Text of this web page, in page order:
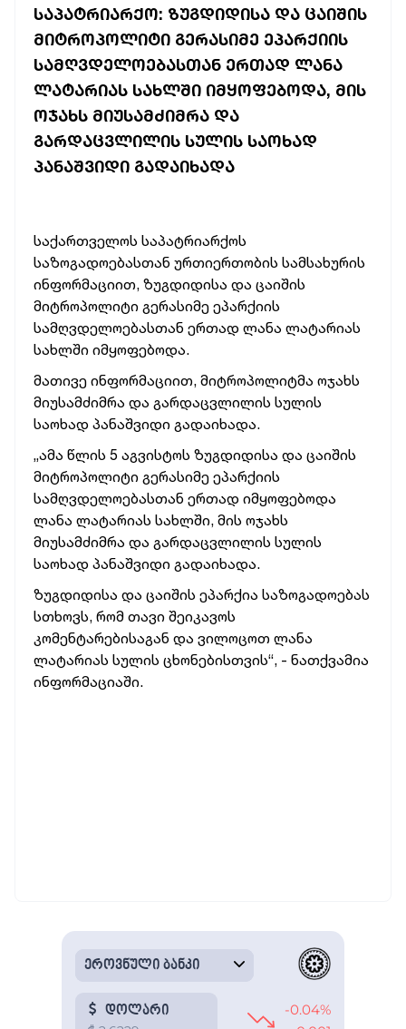
ᲡᲐᲞᲐᲢᲠᲘᲐᲠᲥᲝ: ᲖᲣᲒᲓᲘᲓᲘᲡᲐ ᲓᲐ ᲪᲐᲘᲨᲘᲡ
ᲛᲘᲢᲠᲝᲞᲝᲚᲘᲢᲘ ᲒᲔᲠᲐᲡᲘᲛᲔ ᲔᲞᲐᲠᲥᲘᲘᲡ
ᲡᲐᲛᲦᲕᲓᲔᲚᲝᲔᲑᲐᲡᲗᲐᲜ ᲔᲠᲗᲐᲓ ᲚᲐᲜᲐ
ᲚᲐᲢᲐᲠᲘᲐᲡ ᲡᲐᲮᲚᲨᲘ ᲘᲛᲧᲝᲤᲔᲑᲝᲓᲐ, ᲛᲘᲡ
ᲝᲯᲐᲮᲡ ᲛᲘᲣᲡᲐᲛᲫᲘᲛᲠᲐ ᲓᲐ
ᲒᲐᲠᲓᲐᲪᲕᲚᲘᲚᲘᲡ ᲡᲣᲚᲘᲡ ᲡᲐᲝᲮᲐᲓ
ᲞᲐᲜᲐᲨᲕᲘᲓᲘ ᲒᲐᲓᲐᲘᲮᲐᲓᲐ
საქართველოს საპატრიარქოს
საზოგადოებასთან ურთიერთობის სამსახურის
ინფორმაციით, ზუგდიდისა და ცაიშის
მიტროპოლიტი გერასიმე ეპარქიის
სამღვდელოებასთან ერთად ლანა ლატარიას
სახლში იმყოფებოდა.
მათივე ინფორმაციით, მიტროპოლიტმა ოჯახს
მიუსამძიმრა და გარდაცვლილის სულის
საოხად პანაშვიდი გადაიხადა.
„ამა წლის 5 აგვისტოს ზუგდიდისა და ცაიშის
მიტროპოლიტი გერასიმე ეპარქიის
სამღვდელოებასთან ერთად იმყოფებოდა
ლანა ლატარიას სახლში, მის ოჯახს
მიუსამძიმრა და გარდაცვლილის სულის
საოხად პანაშვიდი გადაიხადა.
ზუგდიდისა და ცაიშის ეპარქია საზოგადოებას
სთხოვს, რომ თავი შეიკავოს
კომენტარებისაგან და ვილოცოთ ლანა
ლატარიას სულის ცხონებისთვის“, - ნათქვამია
ინფორმაციაში.